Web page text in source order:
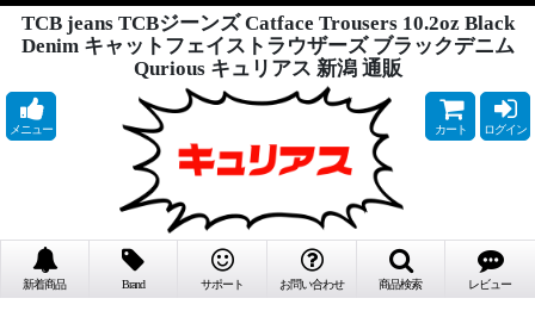
TCB jeans TCBジーンズ Catface Trousers 10.2oz Black
Denim キャットフェイストラウザーズ ブラックデニム
Qurious キュリアス 新潟 通販
メニュー カート ログイン
新着商品 Brand サポート お問い合わせ 商品検索 レビュー